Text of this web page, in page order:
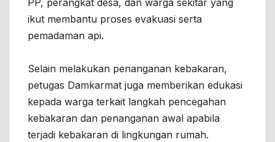
PP, perangkat desa, dan warga sekitar yang
ikut membantu proses evakuasi serta
pemadaman api.
Selain melakukan penanganan kebakaran,
petugas Damkarmat juga memberikan edukasi
kepada warga terkait langkah pencegahan
kebakaran dan penanganan awal apabila
terjadi kebakaran di lingkungan rumah.